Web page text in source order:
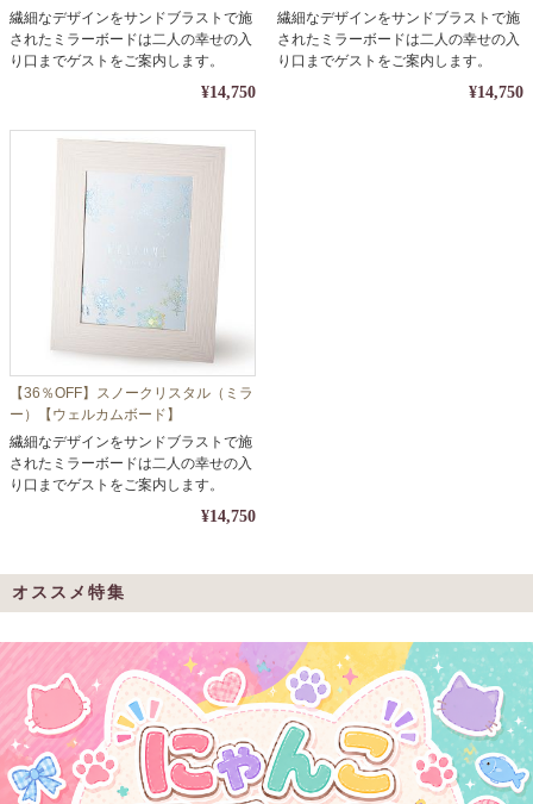
繊細なデザインをサンドブラストで施
されたミラーボードは二人の幸せの入
り口までゲストをご案内します。
¥14,750
繊細なデザインをサンドブラストで施
されたミラーボードは二人の幸せの入
り口までゲストをご案内します。
¥14,750
【36％OFF】スノークリスタル（ミラ
ー）【ウェルカムボード】
繊細なデザインをサンドブラストで施
されたミラーボードは二人の幸せの入
り口までゲストをご案内します。
¥14,750
オススメ特集